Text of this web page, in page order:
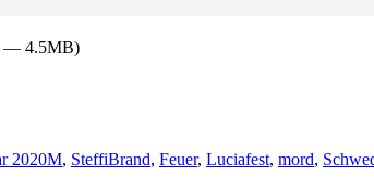
— 4.5MB)
2020M, SteffiBrand, Feuer, Luciafest, mord,